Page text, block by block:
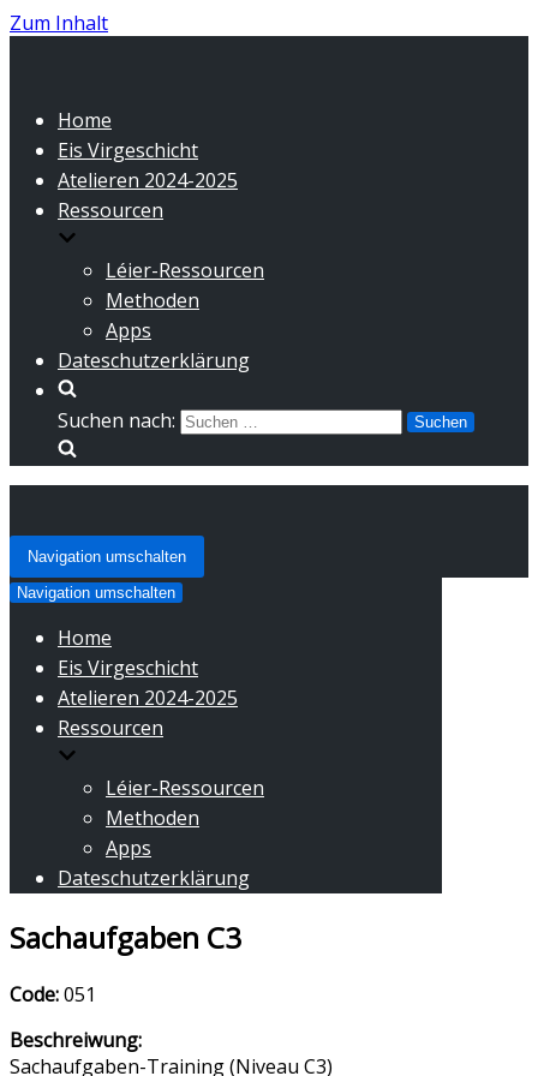
Zum Inhalt
Home
Eis Virgeschicht
Atelieren 2024-2025
Ressourcen
Léier-Ressourcen
Methoden
Apps
Dateschutzerklärung
Suchen nach:
Navigation umschalten
Navigation umschalten
Home
Eis Virgeschicht
Atelieren 2024-2025
Ressourcen
Léier-Ressourcen
Methoden
Apps
Dateschutzerklärung
Sachaufgaben C3
Code:051
Beschreiwung:
Sachaufgaben-Training (Niveau C3)